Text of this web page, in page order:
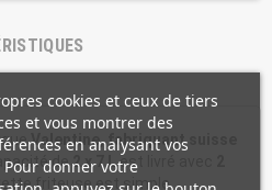
Valentine, fabriquant suisse
de2 x 7 Lest livré avec
friteuse est simple
cookies et ceux de tiers
et vous montrer des
en analysant vos
donner votre